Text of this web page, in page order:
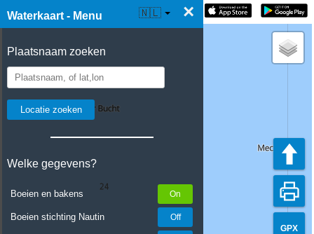
Waterkaart - Menu ×
Plaatsnaam zoeken
Welke gegevens?
Boeien en bakens
Boeien stichting Nautin
☰ Waterkaart Live 🇳🇱
GPX